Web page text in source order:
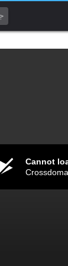
Cannot